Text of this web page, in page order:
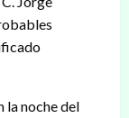
la noche del